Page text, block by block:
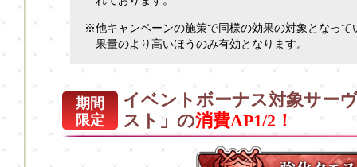
※他キャンペーンの施策で同様の効果の対象となって
果量のより高いほうのみ有効となります。
期間
限定
イベントボーナス対象サー
スト」の消費AP1/2！